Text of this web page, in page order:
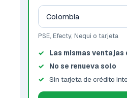
PSE, Efecty, Nequi o tarjeta
Las mismas ventajas
No se renueva solo
Sin tarjeta de crédito